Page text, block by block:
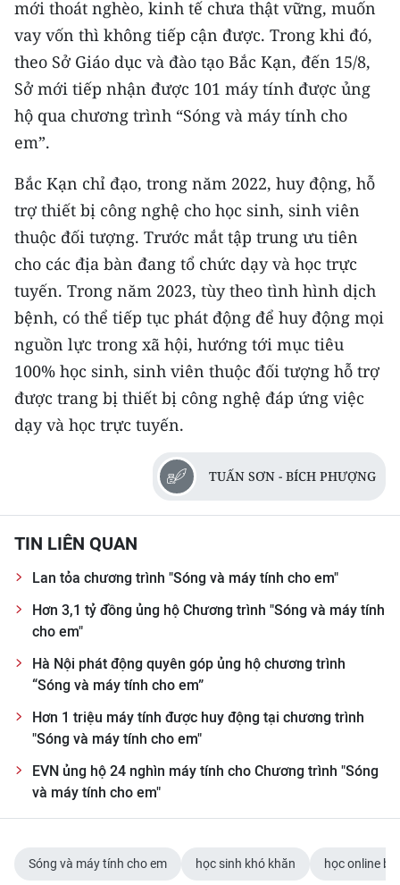
mới thoát nghèo, kinh tế chưa thật vững, muốn
vay vốn thì không tiếp cận được. Trong khi đó,
theo Sở Giáo dục và đào tạo Bắc Kạn, đến 15/8,
Sở mới tiếp nhận được 101 máy tính được ủng
hộ qua chương trình “Sóng và máy tính cho
em”.
Bắc Kạn chỉ đạo, trong năm 2022, huy động, hỗ
trợ thiết bị công nghệ cho học sinh, sinh viên
thuộc đối tượng. Trước mắt tập trung ưu tiên
cho các địa bàn đang tổ chức dạy và học trực
tuyến. Trong năm 2023, tùy theo tình hình dịch
bệnh, có thể tiếp tục phát động để huy động mọi
nguồn lực trong xã hội, hướng tới mục tiêu
100% học sinh, sinh viên thuộc đối tượng hỗ trợ
được trang bị thiết bị công nghệ đáp ứng việc
dạy và học trực tuyến.
TUẤN SƠN - BÍCH PHƯỢNG
TIN LIÊN QUAN
Lan tỏa chương trình "Sóng và máy tính cho em"
Hơn 3,1 tỷ đồng ủng hộ Chương trình "Sóng và máy tính
cho em"
Hà Nội phát động quyên góp ủng hộ chương trình
“Sóng và máy tính cho em”
Hơn 1 triệu máy tính được huy động tại chương trình
"Sóng và máy tính cho em"
EVN ủng hộ 24 nghìn máy tính cho Chương trình "Sóng
và máy tính cho em"
Sóng và máy tính cho em học sinh khó khăn học online